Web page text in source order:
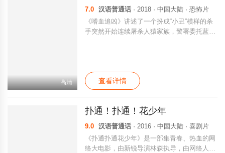
高清
7.0 汉语普通话 · 2018 · 中国大陆 · 恐怖片
《嗜血追凶》讲述了一个扮成“小丑”模样的杀
手突然开始连续屠杀人猿家族，警署委托蓝爵
出一条时空交错的关于亲情、爱情的纠葛主线
以及对人性的反思和叩问，结尾最终实现大反
转并引出催人泪下的故事结局。
查看详情
扑通！扑通！花少年
9.0 汉语普通话 · 2016 · 中国大陆 · 喜剧片
《扑通扑通花少年》是一部集青春、热血的网
络大电影，由新锐导演林森执导，由网络人气